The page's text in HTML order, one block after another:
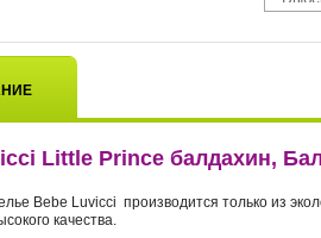
Little Prince балдахин,
Bebe Luvicci производится только из
качества.